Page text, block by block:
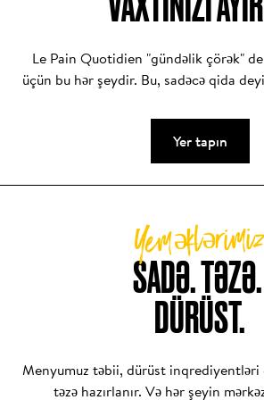
Çörək sadəcə əsas qida deyil — sadəlik və
un, duz və zamanla hazırlanmış hər bir
işlənilən sənətkarlığın və təmiz
qoruyub saxlamayan dünyada əsl fərq
Bəs çörəyimizi fərqli edən nədir? Sadəcə
deyil — həm də qəsdən daxil
Le Pain Quotidien "gündəlik çörək"
üçün bu hər şeydir. Bu, sadəcə qida
Yer tapın
SADƏ. TƏZƏ.
DÜRÜST.
Yeməklərimiz
Menyumuz təbii, dürüst inqrediyentləri
təzə hazırlanır. Və hər şeyin